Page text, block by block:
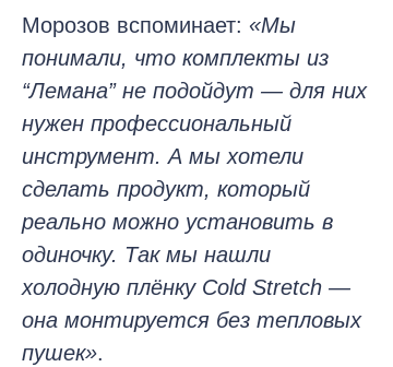
Морозов вспоминает: «Мы
понимали, что комплекты из
“Лемана” не подойдут — для них
нужен профессиональный
инструмент. А мы хотели
сделать продукт, который
реально можно установить в
одиночку. Так мы нашли
холодную плёнку Cold Stretch —
она монтируется без тепловых
пушек».